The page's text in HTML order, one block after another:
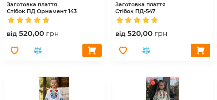
Заготовка плаття
Стібок ПД Орнамент 143
вiд 520,00 грн
Заготовка плаття
Стібок ПД-547
вiд 520,00 грн